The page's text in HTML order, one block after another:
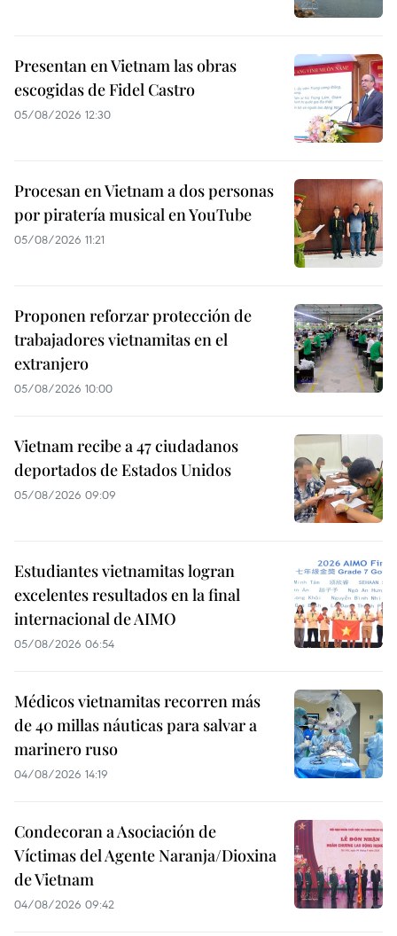
Presentan en Vietnam las obras
escogidas de Fidel Castro
05/08/2026 12:30
Procesan en Vietnam a dos personas
por piratería musical en YouTube
05/08/2026 11:21
Proponen reforzar protección de
trabajadores vietnamitas en el
extranjero
05/08/2026 10:00
Vietnam recibe a 47 ciudadanos
deportados de Estados Unidos
05/08/2026 09:09
Estudiantes vietnamitas logran
excelentes resultados en la final
internacional de AIMO
05/08/2026 06:54
Médicos vietnamitas recorren más
de 40 millas náuticas para salvar a
marinero ruso
04/08/2026 14:19
Condecoran a Asociación de
Víctimas del Agente Naranja/Dioxina
de Vietnam
04/08/2026 09:42